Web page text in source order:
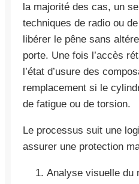
la majorité des cas, un
techniques de radio ou
libérer le pêne sans
porte. Une fois l’accès
l’état d’usure des
remplacement si le
de fatigue ou de torsion.
Le processus suit une
assurer une protection
Analyse visuelle du